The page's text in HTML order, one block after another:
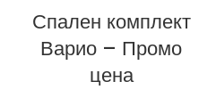
Спален комплект
Варио – Промо
цена